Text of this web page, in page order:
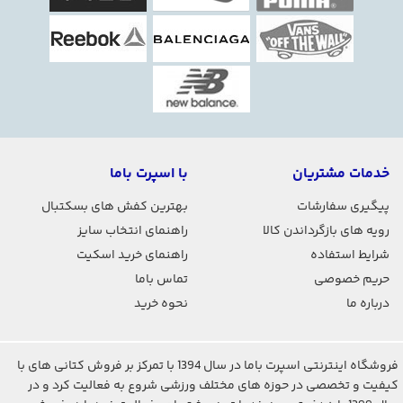
خدمات مشتریان
پیگیری سفارشات
رویه های بازگرداندن کالا
شرایط استفاده
حریم خصوصی
درباره ما
با اسپرت باما
بهترین کفش های بسکتبال
راهنمای انتخاب سایز
راهنمای خرید اسکیت
تماس باما
نحوه خرید
فروشگاه اینترنتی اسپرت باما در سال 1394 با تمرکز بر فروش کتانی های با
کیفیت و تخصصی در حوزه های مختلف ورزشی شروع به فعالیت کرد و در